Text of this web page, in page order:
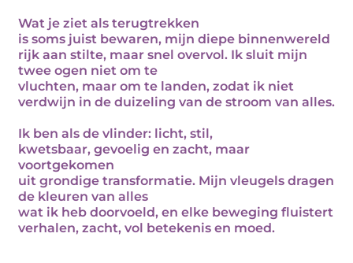
Wat je ziet als terugtrekken
is soms juist bewaren, mijn diepe binnenwereld
rijk aan stilte, maar snel overvol. Ik sluit mijn
twee ogen niet om te
vluchten, maar om te landen, zodat ik niet
verdwijn in de duizeling van de stroom van alles.
Ik ben als de vlinder: licht, stil,
kwetsbaar, gevoelig en zacht, maar
voortgekomen
uit grondige transformatie. Mijn vleugels dragen
de kleuren van alles
wat ik heb doorvoeld, en elke beweging fluistert
verhalen, zacht, vol betekenis en moed.